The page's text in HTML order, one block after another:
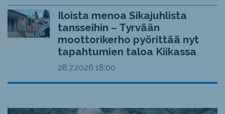
Iloista menoa Sikajuhlista
tansseihin – Tyrvään
moottorikerho pyörittää nyt
tapahtumien taloa Kiikassa
28.7.2026 18:00